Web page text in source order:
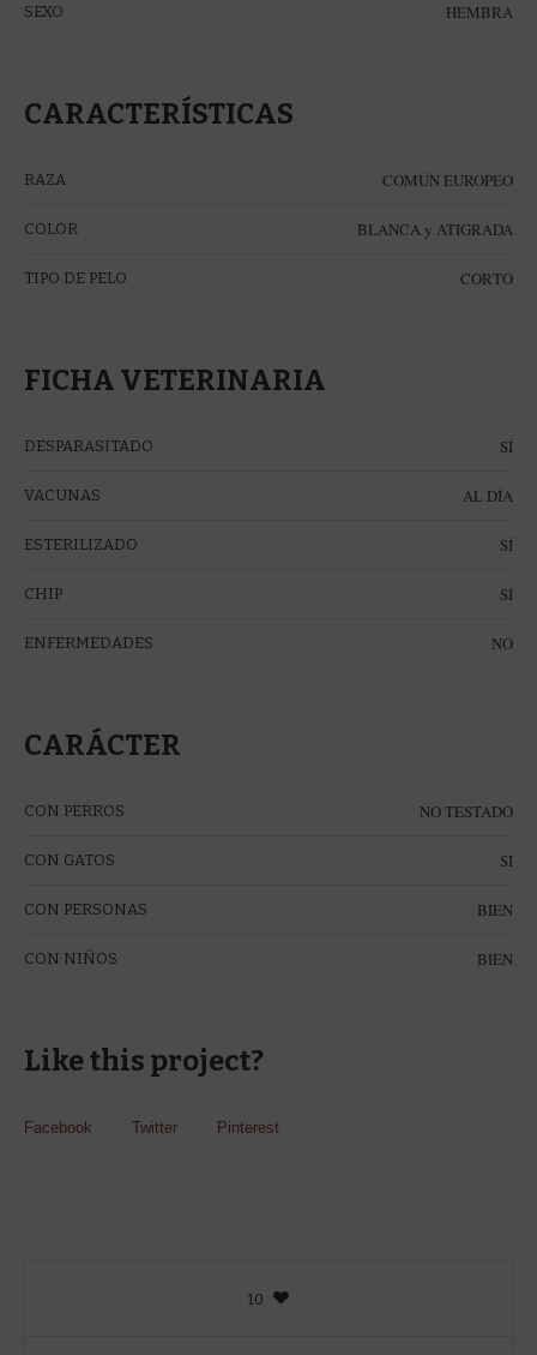
SEXO HEMBRA
CARACTERÍSTICAS
RAZA COMÚN EUROPEO
COLOR BLANCA y ATIGRADA
TIPO DE PELO CORTO
FICHA VETERINARIA
DESPARASITADO SÍ
VACUNAS AL DÍA
ESTERILIZADO SÍ
CHIP SÍ
ENFERMEDADES NO
CARÁCTER
CON PERROS NO TESTADO
CON GATOS SI
CON PERSONAS BIEN
CON NIÑOS BIEN
Like this project?
Facebook Twitter Pinterest
10